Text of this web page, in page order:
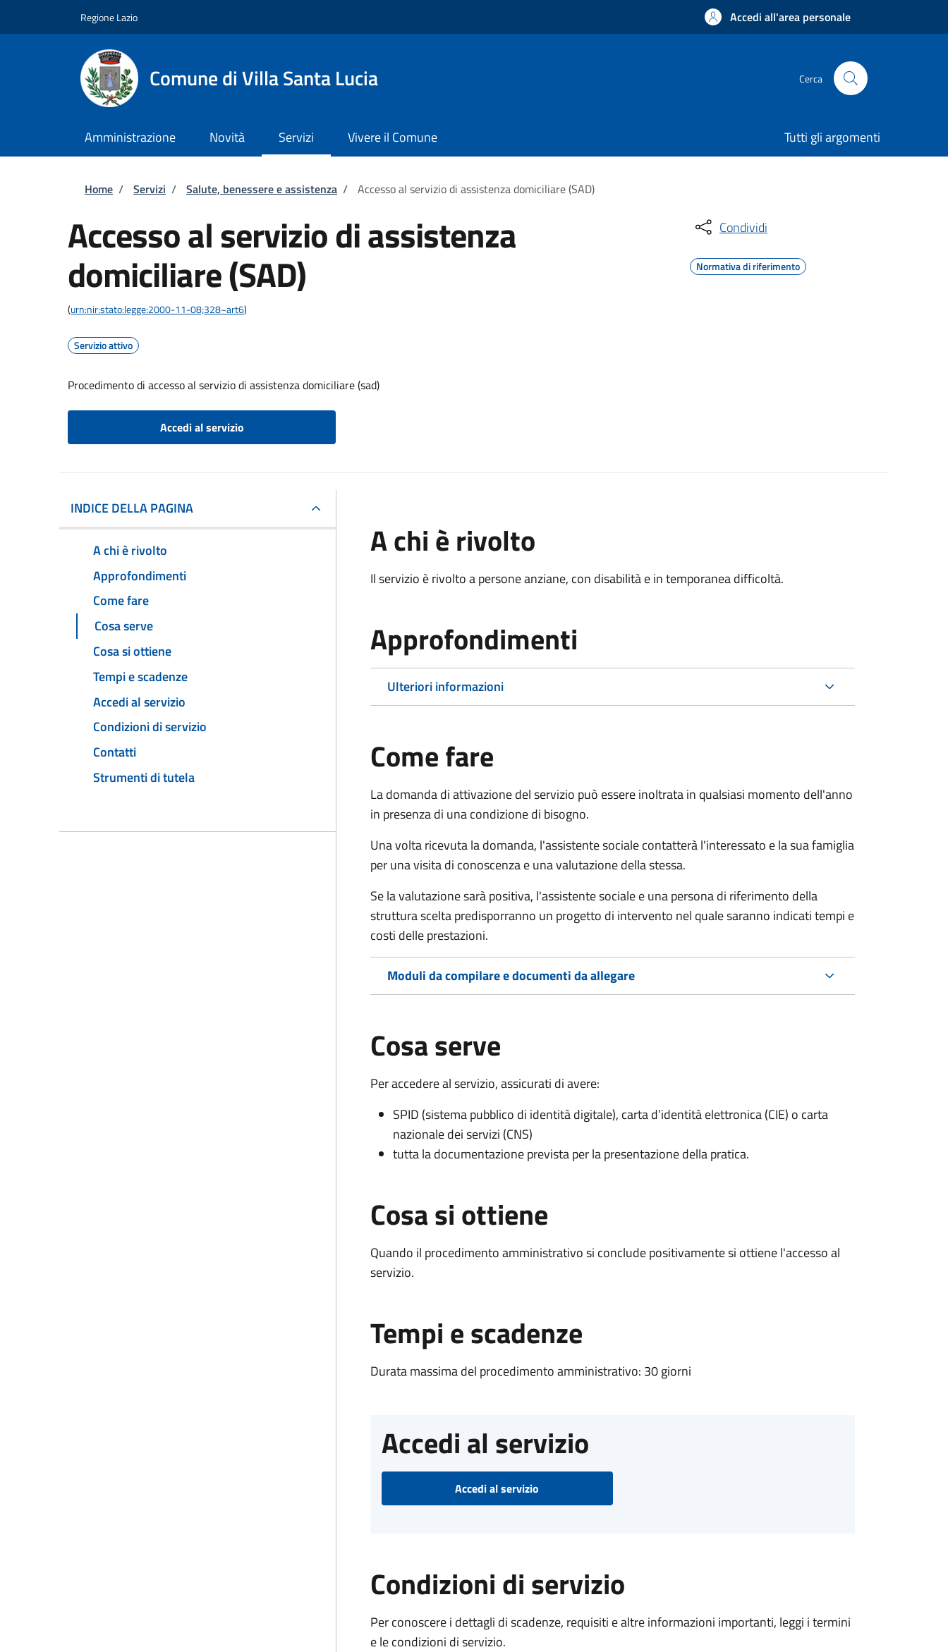
Regione Lazio Accedi all'area personale
Comune di Villa Santa Lucia Cerca
Amministrazione Novità Servizi Vivere il Comune Tutti gli argomenti
Briciole di pane
Home / Servizi / Salute, benessere e assistenza / Accesso al servizio di assistenza domiciliare (SAD)
Accesso al servizio di assistenza
domiciliare (SAD)
(urn:nir:stato:legge:2000-11-08;328~art6)
Servizio attivo
Procedimento di accesso al servizio di assistenza domiciliare (sad)
Accedi al servizio
Condividi
Normativa di riferimento
INDICE DELLA PAGINA
A chi è rivolto
Approfondimenti
Come fare
Cosa serve
Cosa si ottiene
Tempi e scadenze
Accedi al servizio
Condizioni di servizio
Contatti
Strumenti di tutela
A chi è rivolto
Il servizio è rivolto a persone anziane, con disabilità e in temporanea difficoltà.
Approfondimenti
Ulteriori informazioni
Come fare
La domanda di attivazione del servizio può essere inoltrata in qualsiasi momento dell'anno
in presenza di una condizione di bisogno.
Una volta ricevuta la domanda, l'assistente sociale contatterà l'interessato e la sua famiglia
per una visita di conoscenza e una valutazione della stessa.
Se la valutazione sarà positiva, l'assistente sociale e una persona di riferimento della
struttura scelta predisporranno un progetto di intervento nel quale saranno indicati tempi e
costi delle prestazioni.
Moduli da compilare e documenti da allegare
Cosa serve
Per accedere al servizio, assicurati di avere:
SPID (sistema pubblico di identità digitale), carta d’identità elettronica (CIE) o carta
nazionale dei servizi (CNS)
tutta la documentazione prevista per la presentazione della pratica.
Cosa si ottiene
Quando il procedimento amministrativo si conclude positivamente si ottiene l'accesso al
servizio.
Tempi e scadenze
Durata massima del procedimento amministrativo: 30 giorni
Accedi al servizio
Accedi al servizio
Condizioni di servizio
Per conoscere i dettagli di scadenze, requisiti e altre informazioni importanti, leggi i termini
e le condizioni di servizio.